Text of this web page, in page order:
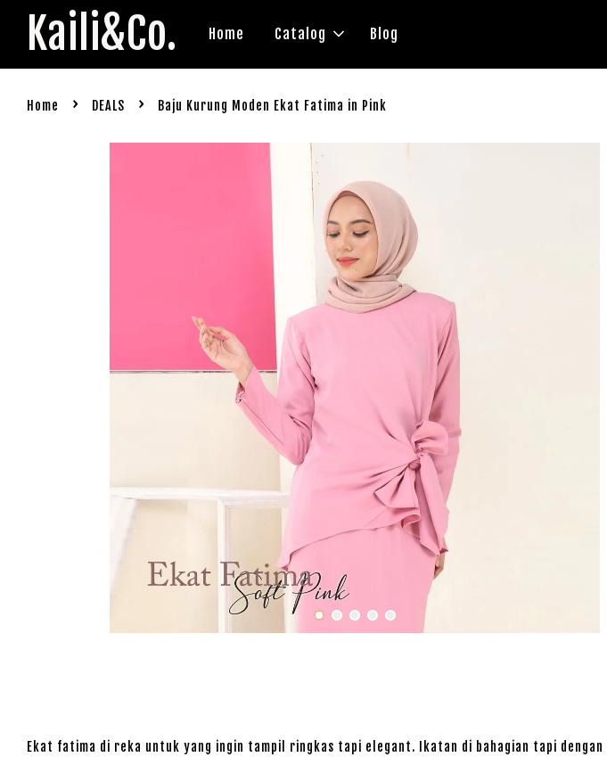
Kaili&Co. Home Catalog Blog
Home › DEALS › Baju Kurung Moden Ekat Fatima in Pink
Ekat fatima di reka untuk yang ingin tampil ringkas tapi elegant. Ikatan di bahagian tapi